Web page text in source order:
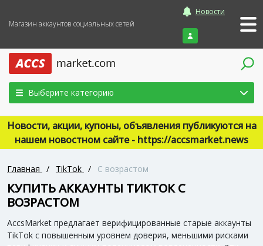
Магазин аккаунтов социальных сетей
Новости
Войти
Выберите категорию
Новости, акции, купоны, объявления публикуются на
нашем новостном сайте - https://accsmarket.news
Главная / TikTok / С возрастом
КУПИТЬ АККАУНТЫ ТИКТОК С
ВОЗРАСТОМ
AccsMarket предлагает верифицированные старые аккаунты
TikTok с повышенным уровнем доверия, меньшими рисками